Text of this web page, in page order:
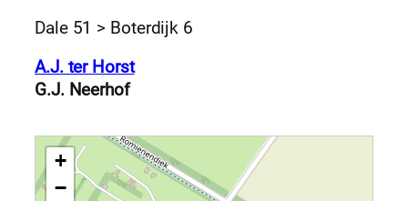
Dale 51 > Boterdijk 6
A.J. ter Horst
G.J. Neerhof
+
−